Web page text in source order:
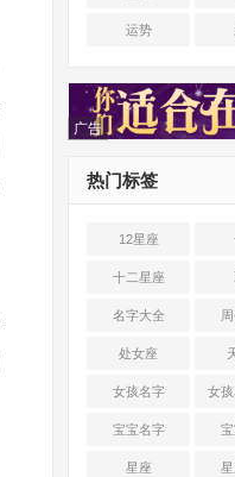
运势
广告
热门标签
12星座
十二星座
名字大全
处女座
女孩名字 女
宝宝名字
星座